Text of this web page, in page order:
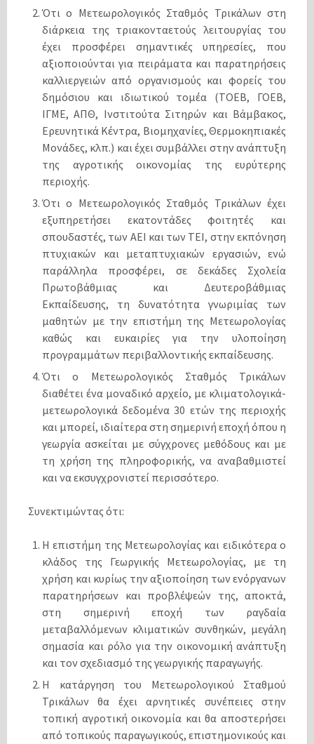
Ότι ο Μετεωρολογικός Σταθμός Τρικάλων στη
διάρκεια της τριακονταετούς λειτουργίας του
έχει προσφέρει σημαντικές υπηρεσίες, που
αξιοποιούνται για πειράματα και παρατηρήσεις
καλλιεργειών από οργανισμούς και φορείς του
δημόσιου και ιδιωτικού τομέα (ΤΟΕΒ, ΓΟΕΒ,
ΙΓΜΕ, ΑΠΘ, Ινστιτούτα Σιτηρών και Βάμβακος,
Ερευνητικά Κέντρα, Βιομηχανίες, Θερμοκηπιακές
Μονάδες, κλπ.) και έχει συμβάλλει στην ανάπτυξη
της αγροτικής οικονομίας της ευρύτερης
περιοχής.
Ότι ο Μετεωρολογικός Σταθμός Τρικάλων έχει
εξυπηρετήσει εκατοντάδες φοιτητές και
σπουδαστές, των ΑΕΙ και των ΤΕΙ, στην εκπόνηση
πτυχιακών και μεταπτυχιακών εργασιών, ενώ
παράλληλα προσφέρει, σε δεκάδες Σχολεία
Πρωτοβάθμιας και Δευτεροβάθμιας
Εκπαίδευσης, τη δυνατότητα γνωριμίας των
μαθητών με την επιστήμη της Μετεωρολογίας
καθώς και ευκαιρίες για την υλοποίηση
προγραμμάτων περιβαλλοντικής εκπαίδευσης.
Ότι ο Μετεωρολογικός Σταθμός Τρικάλων
διαθέτει ένα μοναδικό αρχείο, με κλιματολογικά-
μετεωρολογικά δεδομένα 30 ετών της περιοχής
και μπορεί, ιδιαίτερα στη σημερινή εποχή όπου η
γεωργία ασκείται με σύγχρονες μεθόδους και με
τη χρήση της πληροφορικής, να αναβαθμιστεί
και να εκσυγχρονιστεί περισσότερο.
Συνεκτιμώντας ότι:
Η επιστήμη της Μετεωρολογίας και ειδικότερα ο
κλάδος της Γεωργικής Μετεωρολογίας, με τη
χρήση και κυρίως την αξιοποίηση των ενόργανων
παρατηρήσεων και προβλέψεών της, αποκτά,
στη σημερινή εποχή των ραγδαία
μεταβαλλόμενων κλιματικών συνθηκών, μεγάλη
σημασία και ρόλο για την οικονομική ανάπτυξη
και τον σχεδιασμό της γεωργικής παραγωγής.
Η κατάργηση του Μετεωρολογικού Σταθμού
Τρικάλων θα έχει αρνητικές συνέπειες στην
τοπική αγροτική οικονομία και θα αποστερήσει
από τοπικούς παραγωγικούς, επιστημονικούς και